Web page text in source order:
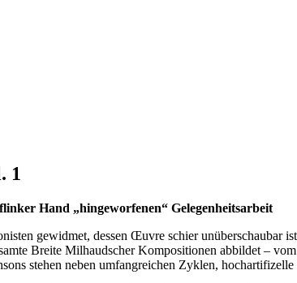
1
Hand „hingeworfenen“ Gelegenheitsarbeit
gewidmet, dessen Œuvre schier unüberschaubar
Breite Milhaudscher Kompositionen abbildet –
stehen neben umfangreichen Zyklen,